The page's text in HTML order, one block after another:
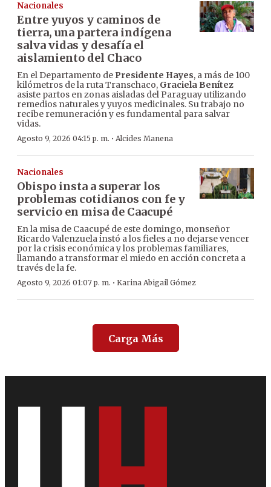
Nacionales
Entre yuyos y caminos de
tierra, una partera indígena
salva vidas y desafía el
aislamiento del Chaco
En el Departamento de Presidente Hayes, a más de 100
kilómetros de la ruta Transchaco, Graciela Benítez
asiste partos en zonas aisladas del Paraguay utilizando
remedios naturales y yuyos medicinales. Su trabajo no
recibe remuneración y es fundamental para salvar
vidas.
Agosto 9, 2026 04:15 p. m. · Alcides Manena
Nacionales
Obispo insta a superar los
problemas cotidianos con fe y
servicio en misa de Caacupé
En la misa de Caacupé de este domingo, monseñor
Ricardo Valenzuela instó a los fieles a no dejarse vencer
por la crisis económica y los problemas familiares,
llamando a transformar el miedo en acción concreta a
través de la fe.
Agosto 9, 2026 01:07 p. m. · Karina Abigail Gómez
Carga Más